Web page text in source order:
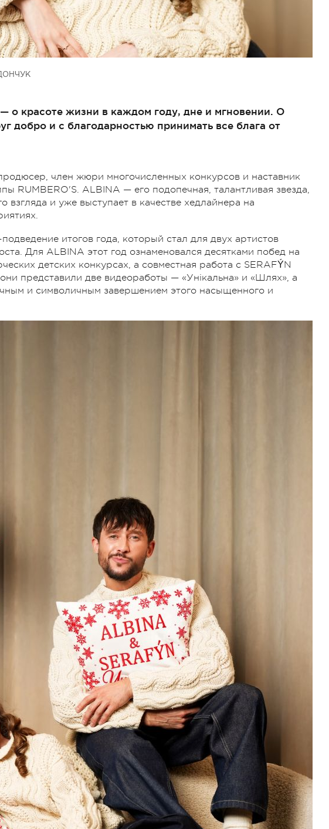
о красоте жизни в каждом году, дне и мгновении. О
добро и с благодарностью принимать все блага от
член жюри многочисленных конкурсов и наставник
RUMBERO'S. ALBINA — его подопечная, талантливая звезда,
взгляда и уже выступает в качестве хедлайнера на
итогов года, который стал для двух артистов
Для ALBINA этот год ознаменовался десятками побед на
детских конкурсах, а совместная работа с SERAFÝN
представили две видеоработы — «Унікальна» и «Шлях», а
и символичным завершением этого насыщенного и